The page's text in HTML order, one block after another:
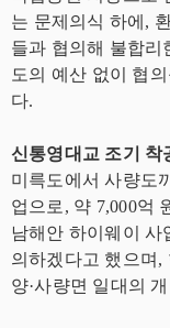
는 문제의식 하에,
들과 협의해 불합리
도의 예산 없이 협
다.
신통영대교 조기 착
미륵도에서 사량도
업으로, 약 7,000억
남해안 하이웨이 사
의하겠다고 했으며,
양·사량면 일대의